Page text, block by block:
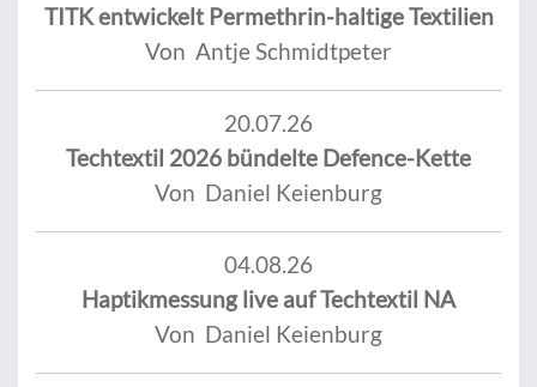
TITK entwickelt Permethrin-haltige Textilien
Von Antje Schmidtpeter
20.07.26
Techtextil 2026 bündelte Defence-Kette
Von Daniel Keienburg
04.08.26
Haptikmessung live auf Techtextil NA
Von Daniel Keienburg